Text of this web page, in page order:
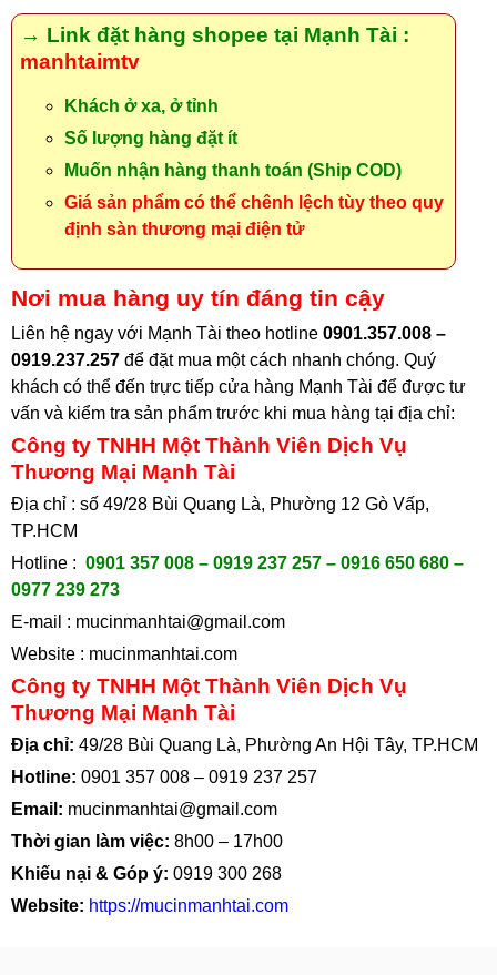
→ Link đặt hàng shopee tại Mạnh Tài :
manhtaimtv
Khách ở xa, ở tỉnh
Số lượng hàng đặt ít
Muốn nhận hàng thanh toán (Ship COD)
Giá sản phẩm có thể chênh lệch tùy theo quy
định sàn thương mại điện tử
Nơi mua hàng uy tín đáng tin cậy
Liên hệ ngay với Mạnh Tài theo hotline 0901.357.008 –
0919.237.257 để đặt mua một cách nhanh chóng. Quý
khách có thể đến trực tiếp cửa hàng Mạnh Tài để được tư
vấn và kiểm tra sản phẩm trước khi mua hàng tại địa chỉ:
Công ty TNHH Một Thành Viên Dịch Vụ
Thương Mại Mạnh Tài
Địa chỉ : số 49/28 Bùi Quang Là, Phường 12 Gò Vấp,
TP.HCM
Hotline : 0901 357 008 – 0919 237 257 – 0916 650 680 –
0977 239 273
E-mail : mucinmanhtai@gmail.com
Website : mucinmanhtai.com
Công ty TNHH Một Thành Viên Dịch Vụ
Thương Mại Mạnh Tài
Địa chỉ: 49/28 Bùi Quang Là, Phường An Hội Tây, TP.HCM
Hotline: 0901 357 008 – 0919 237 257
Email: mucinmanhtai@gmail.com
Thời gian làm việc: 8h00 – 17h00
Khiếu nại & Góp ý: 0919 300 268
Website: https://mucinmanhtai.com